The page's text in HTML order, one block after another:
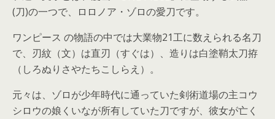
(刀)の一つで、
ロロノア・ゾロの愛刀です。
ワンピース の物語の中では大業物21工に数えられる名刀
で、刃紋（文）は直刃（すぐは）、造りは白塗鞘太刀拵
（しろぬりさやたちこしらえ）。
元々は、ゾロが少年時代に通っていた剣術道場の主コウ
シロウの娘くいなが所有していた刀ですが、彼女が亡く